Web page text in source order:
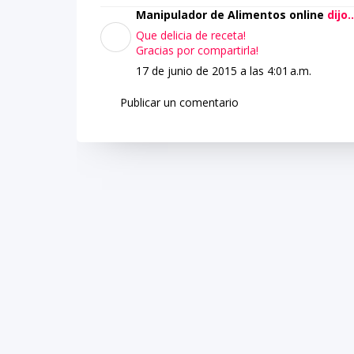
Manipulador de Alimentos online
Que delicia de receta!
Gracias por compartirla!
17 de junio de 2015 a las 4:01 a.m.
Publicar un comentario